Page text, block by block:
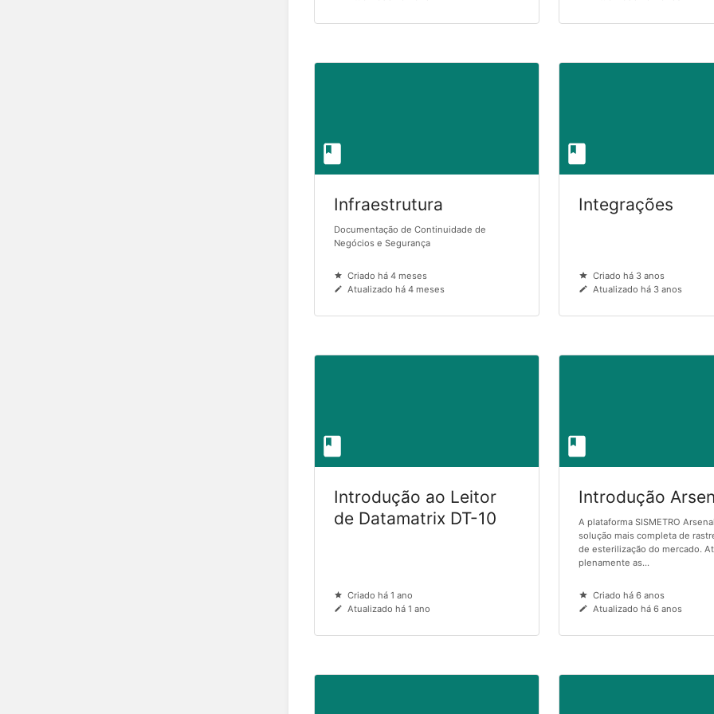
Infraestrutura
Documentação de Continuidade de
Negócios e Segurança
Criado há 4 meses
Atualizado há 4 meses
Integrações
Criado há 3 anos
Atualizado há 3 anos
Introdução ao Leitor
de Datamatrix DT-10
Criado há 1 ano
Atualizado há 1 ano
Introdução
A plataforma SISMETRO
solução mais completa de
de esterilização do mercado.
plenamente as...
Criado há 6 anos
Atualizado há 6 anos